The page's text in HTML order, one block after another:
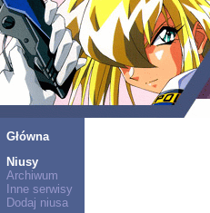
Główna
Niusy
Archiwum
Inne serwisy
Dodaj niusa